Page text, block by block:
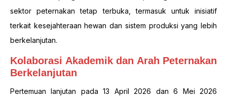
sektor peternakan tetap terbuka, termasuk untuk inisiatif
terkait kesejahteraan hewan dan sistem produksi yang lebih
berkelanjutan.
Kolaborasi Akademik dan Arah Peternakan
Berkelanjutan
Pertemuan lanjutan pada 13 April 2026 dan 6 Mei 2026